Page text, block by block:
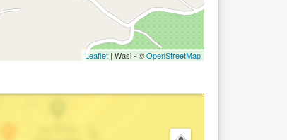
Leaflet | Wasi - ©OpenStreetMap